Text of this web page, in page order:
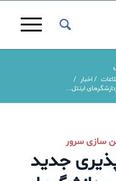
/ اخبار /
اینتل...
سازی سرور
جدید